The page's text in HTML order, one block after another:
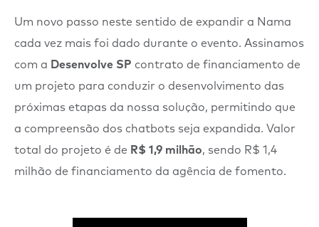
Um novo passo neste sentido de expandir a Nama
cada vez mais foi dado durante o evento. Assinamos
com a Desenvolve SP contrato de financiamento de
um projeto para conduzir o desenvolvimento das
próximas etapas da nossa solução, permitindo que
a compreensão dos chatbots seja expandida. Valor
total do projeto é de R$ 1,9 milhão, sendo R$ 1,4
milhão de financiamento da agência de fomento.